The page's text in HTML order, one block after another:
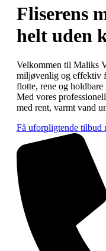
Fliserens
helt uden
Velkommen til Maliks
miljøvenlig og effektiv
flotte, rene og
Med vores
med rent, varmt vand
Få uforpligtende tilbud